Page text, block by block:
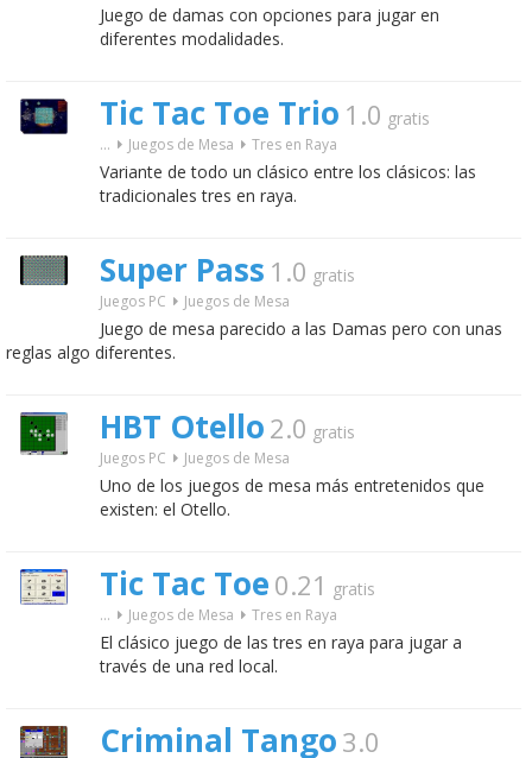
Juego de damas con opciones para jugar en
diferentes modalidades.
Tic Tac Toe Trio 1.0 gratis
... Juegos de Mesa Tres en Raya
Variante de todo un clásico entre los clásicos: las
tradicionales tres en raya.
Super Pass 1.0 gratis
Juegos PC Juegos de Mesa
Juego de mesa parecido a las Damas pero con unas
reglas algo diferentes.
HBT Otello 2.0 gratis
Juegos PC Juegos de Mesa
Uno de los juegos de mesa más entretenidos que
existen: el Otello.
Tic Tac Toe 0.21 gratis
... Juegos de Mesa Tres en Raya
El clásico juego de las tres en raya para jugar a
través de una red local.
Criminal Tango 3.0